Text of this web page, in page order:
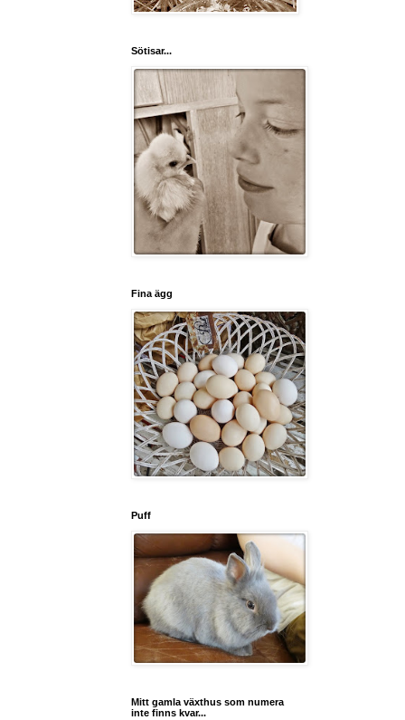
Sötisar...
Fina ägg
Puff
Mitt gamla växthus som numera
inte finns kvar...